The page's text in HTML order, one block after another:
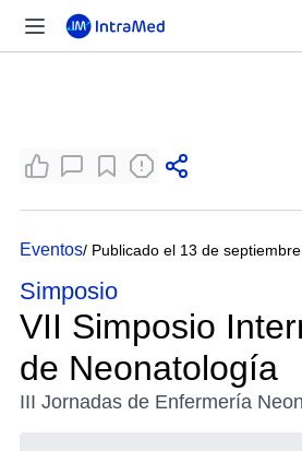
Eventos/ Publicado el 13 de
Simposio
VII Simposio
de Neonatología
III Jornadas de Enfermería